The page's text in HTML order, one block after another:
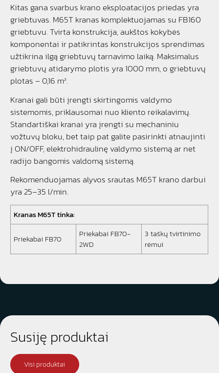
Kitas gana svarbus krano eksploatacijos priedas yra
griebtuvas. M65T kranas komplektuojamas su FB160
griebtuvu. Tvirta konstrukcija, aukštos kokybės
komponentai ir patikrintas konstrukcijos sprendimas
užtikrina ilgą griebtuvų tarnavimo laiką. Maksimalus
griebtuvų atidarymo plotis yra 1000 mm, o griebtuvų
plotas – 0,16 m².
Kranai gali būti įrengti skirtingomis valdymo
sistemomis, priklausomai nuo kliento reikalavimų.
Standartiškai kranai yra įrengti su mechaniniu
vožtuvų bloku, bet taip pat galite pasirinkti atnaujinti
į ON/OFF, elektrohidraulinę valdymo sistemą ar net
radijo bangomis valdomą sistemą.
Rekomenduojamas alyvos srautas M65T krano darbui
yra 25–35 l/min.
Kranas M65T tinka:
Priekabai FB70
Priekabai FB70-
2WD
3 taškų tvirtinimo
rėmui
Susiję produktai
Visi produktai